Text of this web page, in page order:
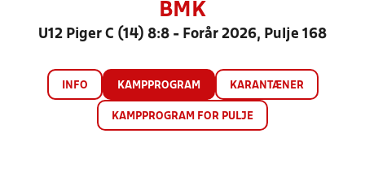
BMK
U12 Piger C (14) 8:8 - Forår 2026, Pulje 168
INFO KAMPPROGRAM KARANTÆNER
KAMPPROGRAM FOR PULJE